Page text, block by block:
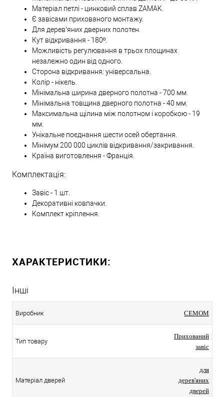
Матеріал петлі - цинковий сплав ZAMAK.
Є завісами прихованого монтажу.
Для дерев’яних дверних полотен.
Кут відкривання - 180º.
Можливість регулювання в трьох площинах
незалежно один від одного.
Сторона відкривання: універсальна.
Колір - нікель.
Мінімальна ширина дверного полотна - 700 мм.
Мінімальна товщина дверного полотна - 40 мм.
Максимальна щілина між полотном і коробкою - 19
мм.
Унікальне поєднання шести осей обертання.
Мінімум 200 000 циклів відкривання/закривання.
Країна виготовлення - Франція.
Комплектація:
Завіс - 1 шт.
Декоративні ковпачки.
Комплект кріплення.
ХАРАКТЕРИСТИКИ:
Інші
Виробник CEMOM
Тип товару
Прихований
завіс
Матеріал дверей
для
дерев'яних
дверей